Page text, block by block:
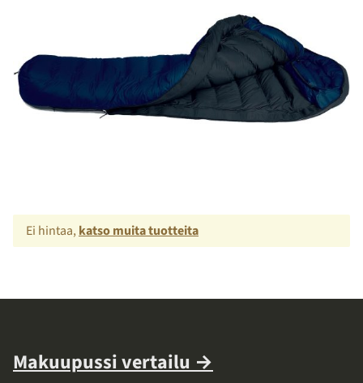
Ei hintaa, katso muita tuotteita
Makuupussi vertailu →